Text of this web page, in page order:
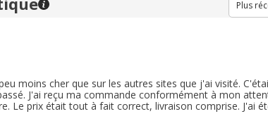
moins cher que sur les autres sites que j'ai visité.
J'ai reçu ma commande conformément à mon
Le prix était tout à fait correct, livraison comprise. J'ai
de l'envoi, avec le numéro de suivi du colis. Celui